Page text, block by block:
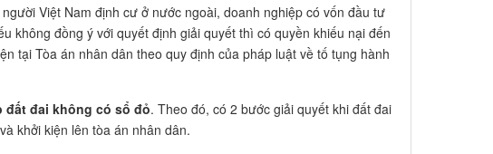
Việt Nam định cư ở nước ngoài, doanh nghiệp có vốn đầu tư
không đồng ý với quyết định giải quyết thì có quyền khiếu nại đến
tại Tòa án nhân dân theo quy định của pháp luật về tố tụng hành
đất đai không có sổ đỏ. Theo đó, có 2 bước giải quyết khi đất đai
khởi kiện lên tòa án nhân dân.